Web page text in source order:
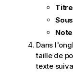
Titre
Dans
taille de
texte